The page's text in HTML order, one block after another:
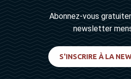
Abonnez-vous
newsletter
S'INSCRIRE À LA